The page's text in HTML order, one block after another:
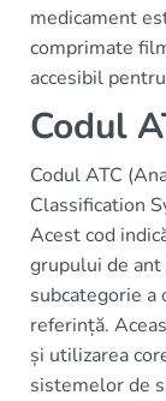
medicament
comprimate
accesibil
Codul
Codul ATC
Classification
Acest cod
grupului de
subcategorie a
referință.
și utilizarea
sistemelor de